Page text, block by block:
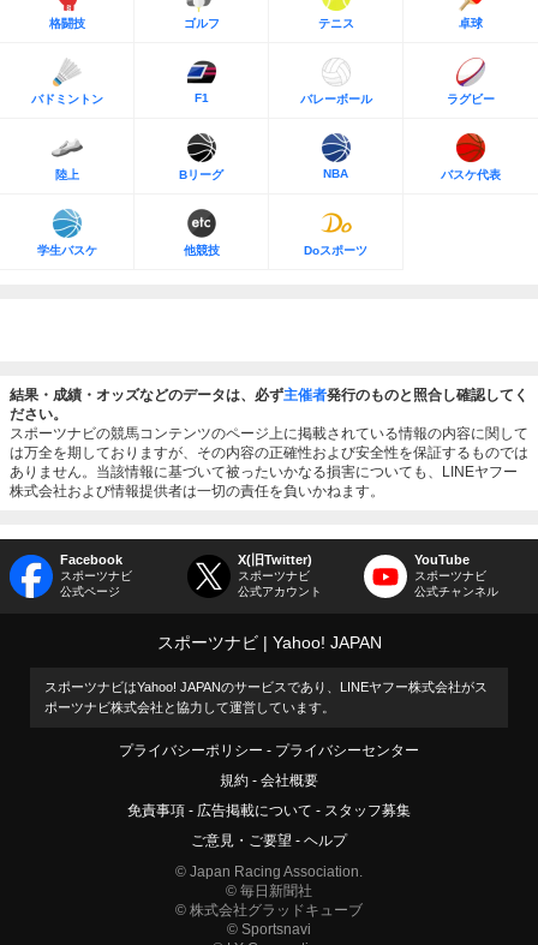
格闘技 ゴルフ テニス 卓球
バドミントン F1 バレーボール ラグビー
陸上 Bリーグ NBA バスケ代表
学生バスケ 他競技 Doスポーツ
結果・成績・オッズなどのデータは、必ず主催者発行のものと照合し確認してく
ださい。
スポーツナビの競馬コンテンツのページ上に掲載されている情報の内容に関して
は万全を期しておりますが、その内容の正確性および安全性を保証するものでは
ありません。当該情報に基づいて被ったいかなる損害についても、LINEヤフー
株式会社および情報提供者は一切の責任を負いかねます。
Facebook
スポーツナビ
公式ページ
X(旧Twitter)
スポーツナビ
公式アカウント
YouTube
スポーツナビ
公式チャンネル
スポーツナビ Yahoo! JAPAN
スポーツナビはYahoo! JAPANのサービスであり、LINEヤフー株式会社がス
ポーツナビ株式会社と協力して運営しています。
プライバシーポリシー
プライバシーセンター
規約
会社概要
免責事項
広告掲載について
スタッフ募集
ご意見・ご要望
ヘルプ
© Japan Racing Association.
© 毎日新聞社
© 株式会社グラッドキューブ
© Sportsnavi